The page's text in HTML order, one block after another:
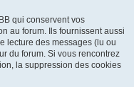
qui conservent vos
au forum. Ils fournissent aussi
lecture des messages (lu ou
du forum. Si vous rencontrez
la suppression des cookies